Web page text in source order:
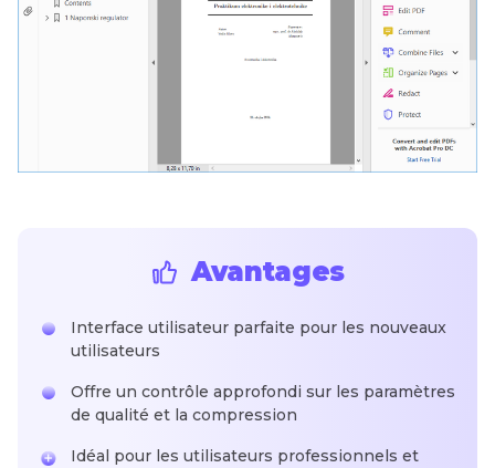
Avantages
Interface utilisateur parfaite pour les nouveaux
utilisateurs
Offre un contrôle approfondi sur les paramètres
de qualité et la compression
Idéal pour les utilisateurs professionnels et